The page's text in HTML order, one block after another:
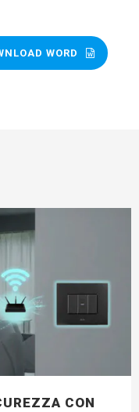
WORD
CON